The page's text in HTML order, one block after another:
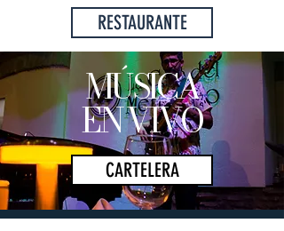
RESTAURANTE
MÚSICA
EN VIVO
CARTELERA